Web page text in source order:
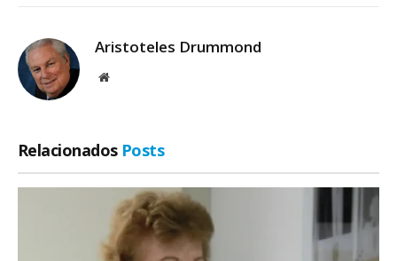
Aristoteles Drummond
Site
Relacionados Posts